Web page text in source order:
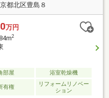
都北区豊島８
万円
2
部屋 浴室乾燥機
有権
リフォームリノベー
ション